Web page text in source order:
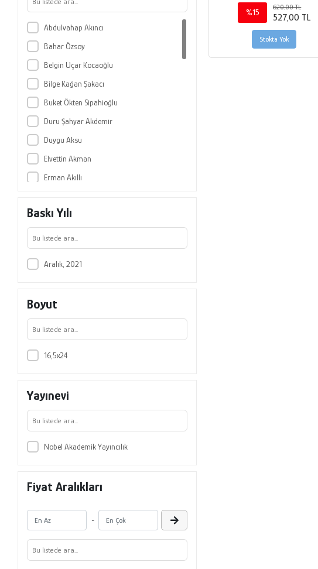
Abdulvahap Akıncı
Bahar Özsoy
Belgin Uçar Kocaoğlu
Bilge Kağan Şakacı
Buket Ökten Sipahioğlu
Duru Şahyar Akdemir
Duygu Aksu
Elvettin Akman
Erman Akıllı
Fikret Çelik
Hakan Candan
Harun Kırılmaz
Hüseyin Çağrı Çorlu
Levent Yiğittepe
M. Serdar Erbaş
Orhan Battır
Osman Nacak
Selçuk Özkaya
Sema Müge Özdemiray
Baskı Yılı
Aralık, 2021
Boyut
16,5x24
Yayınevi
Nobel Akademik Yayıncılık
Fiyat Aralıkları
-
%15
620,00 TL
527,00 TL
Stokta Yok